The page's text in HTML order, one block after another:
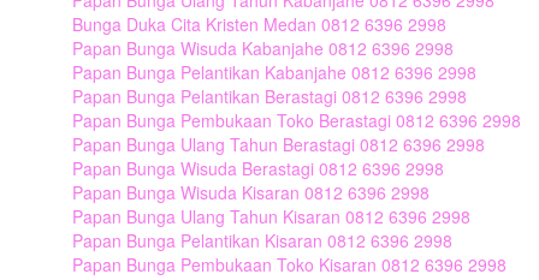
Bunga Duka Cita Kristen Medan 0812 6396 2998
Papan Bunga Wisuda Kabanjahe 0812 6396 2998
Papan Bunga Pelantikan Kabanjahe 0812 6396 2998
Papan Bunga Pelantikan Berastagi 0812 6396 2998
Papan Bunga Pembukaan Toko Berastagi 0812 6396 2998
Papan Bunga Ulang Tahun Berastagi 0812 6396 2998
Papan Bunga Wisuda Berastagi 0812 6396 2998
Papan Bunga Wisuda Kisaran 0812 6396 2998
Papan Bunga Ulang Tahun Kisaran 0812 6396 2998
Papan Bunga Pelantikan Kisaran 0812 6396 2998
Papan Bunga Pembukaan Toko Kisaran 0812 6396 2998